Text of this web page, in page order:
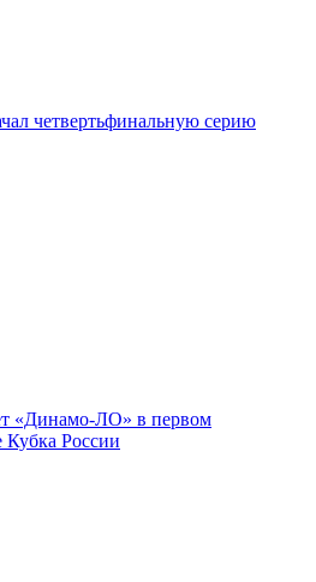
четвертьфинальную серию
«Динамо-ЛО» в первом
Кубка России